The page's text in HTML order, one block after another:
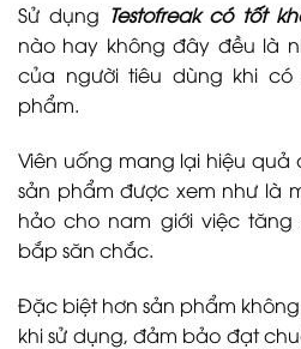
Sử dụng Testofreak có tốt
nào hay không đây đều là
của người tiêu dùng khi
phẩm.
Viên uống mang lại hiệu quả
sản phẩm được xem như là
hảo cho nam giới việc
bắp săn chắc.
Đặc biệt hơn sản phẩm
khi sử dụng, đảm bảo đạt